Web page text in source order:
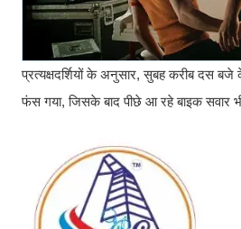
प्रत्यक्षदर्शियों के अनुसार, सुबह करीब
फंस गया, जिसके बाद पीछे आ रहे बाइक सवार